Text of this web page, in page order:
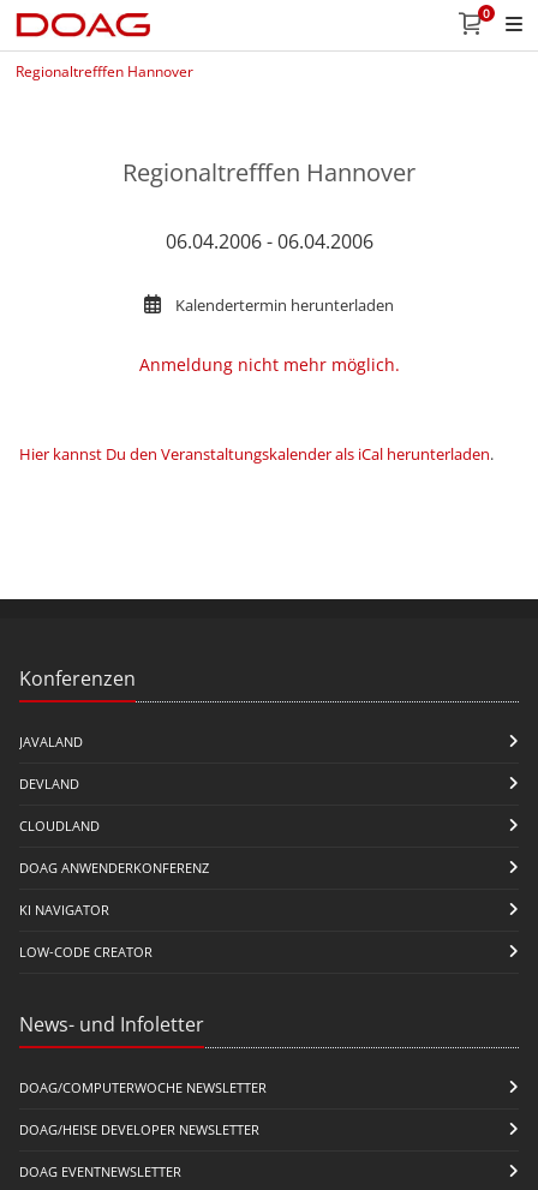
0
Regionaltrefffen Hannover
Regionaltrefffen Hannover
06.04.2006 - 06.04.2006
Kalendertermin herunterladen
Anmeldung nicht mehr möglich.
Hier kannst Du den Veranstaltungskalender als iCal herunterladen.
Konferenzen
JAVALAND
DEVLAND
CLOUDLAND
DOAG ANWENDERKONFERENZ
KI NAVIGATOR
LOW-CODE CREATOR
News- und Infoletter
DOAG/COMPUTERWOCHE NEWSLETTER
DOAG/HEISE DEVELOPER NEWSLETTER
DOAG EVENTNEWSLETTER